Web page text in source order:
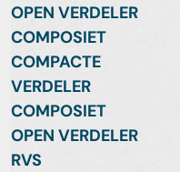
OPEN VERDELER
COMPOSIET
COMPACTE
VERDELER
COMPOSIET
OPEN VERDELER
RVS